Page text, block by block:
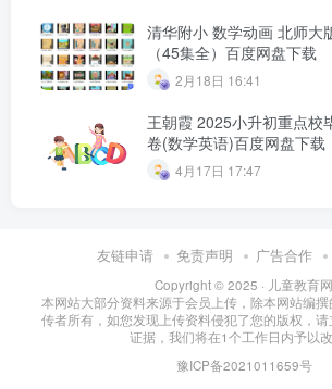
清华附小 数学动画 北师大
（45集全）百度网盘下载
2月18日 16:41
王朝霞 2025小升初重点校
卷(数学英语)百度网盘下载
4月17日 17:47
友链申请 免责声明 广告合作
Copyright © 2025 · 儿童教育网
本网站大部分资料来源于会员上传，除本网站编
传者所有，如您发现上传资料侵犯了您的版权，
证据，我们将在1个工作日内予以改
豫ICP备2021011659号